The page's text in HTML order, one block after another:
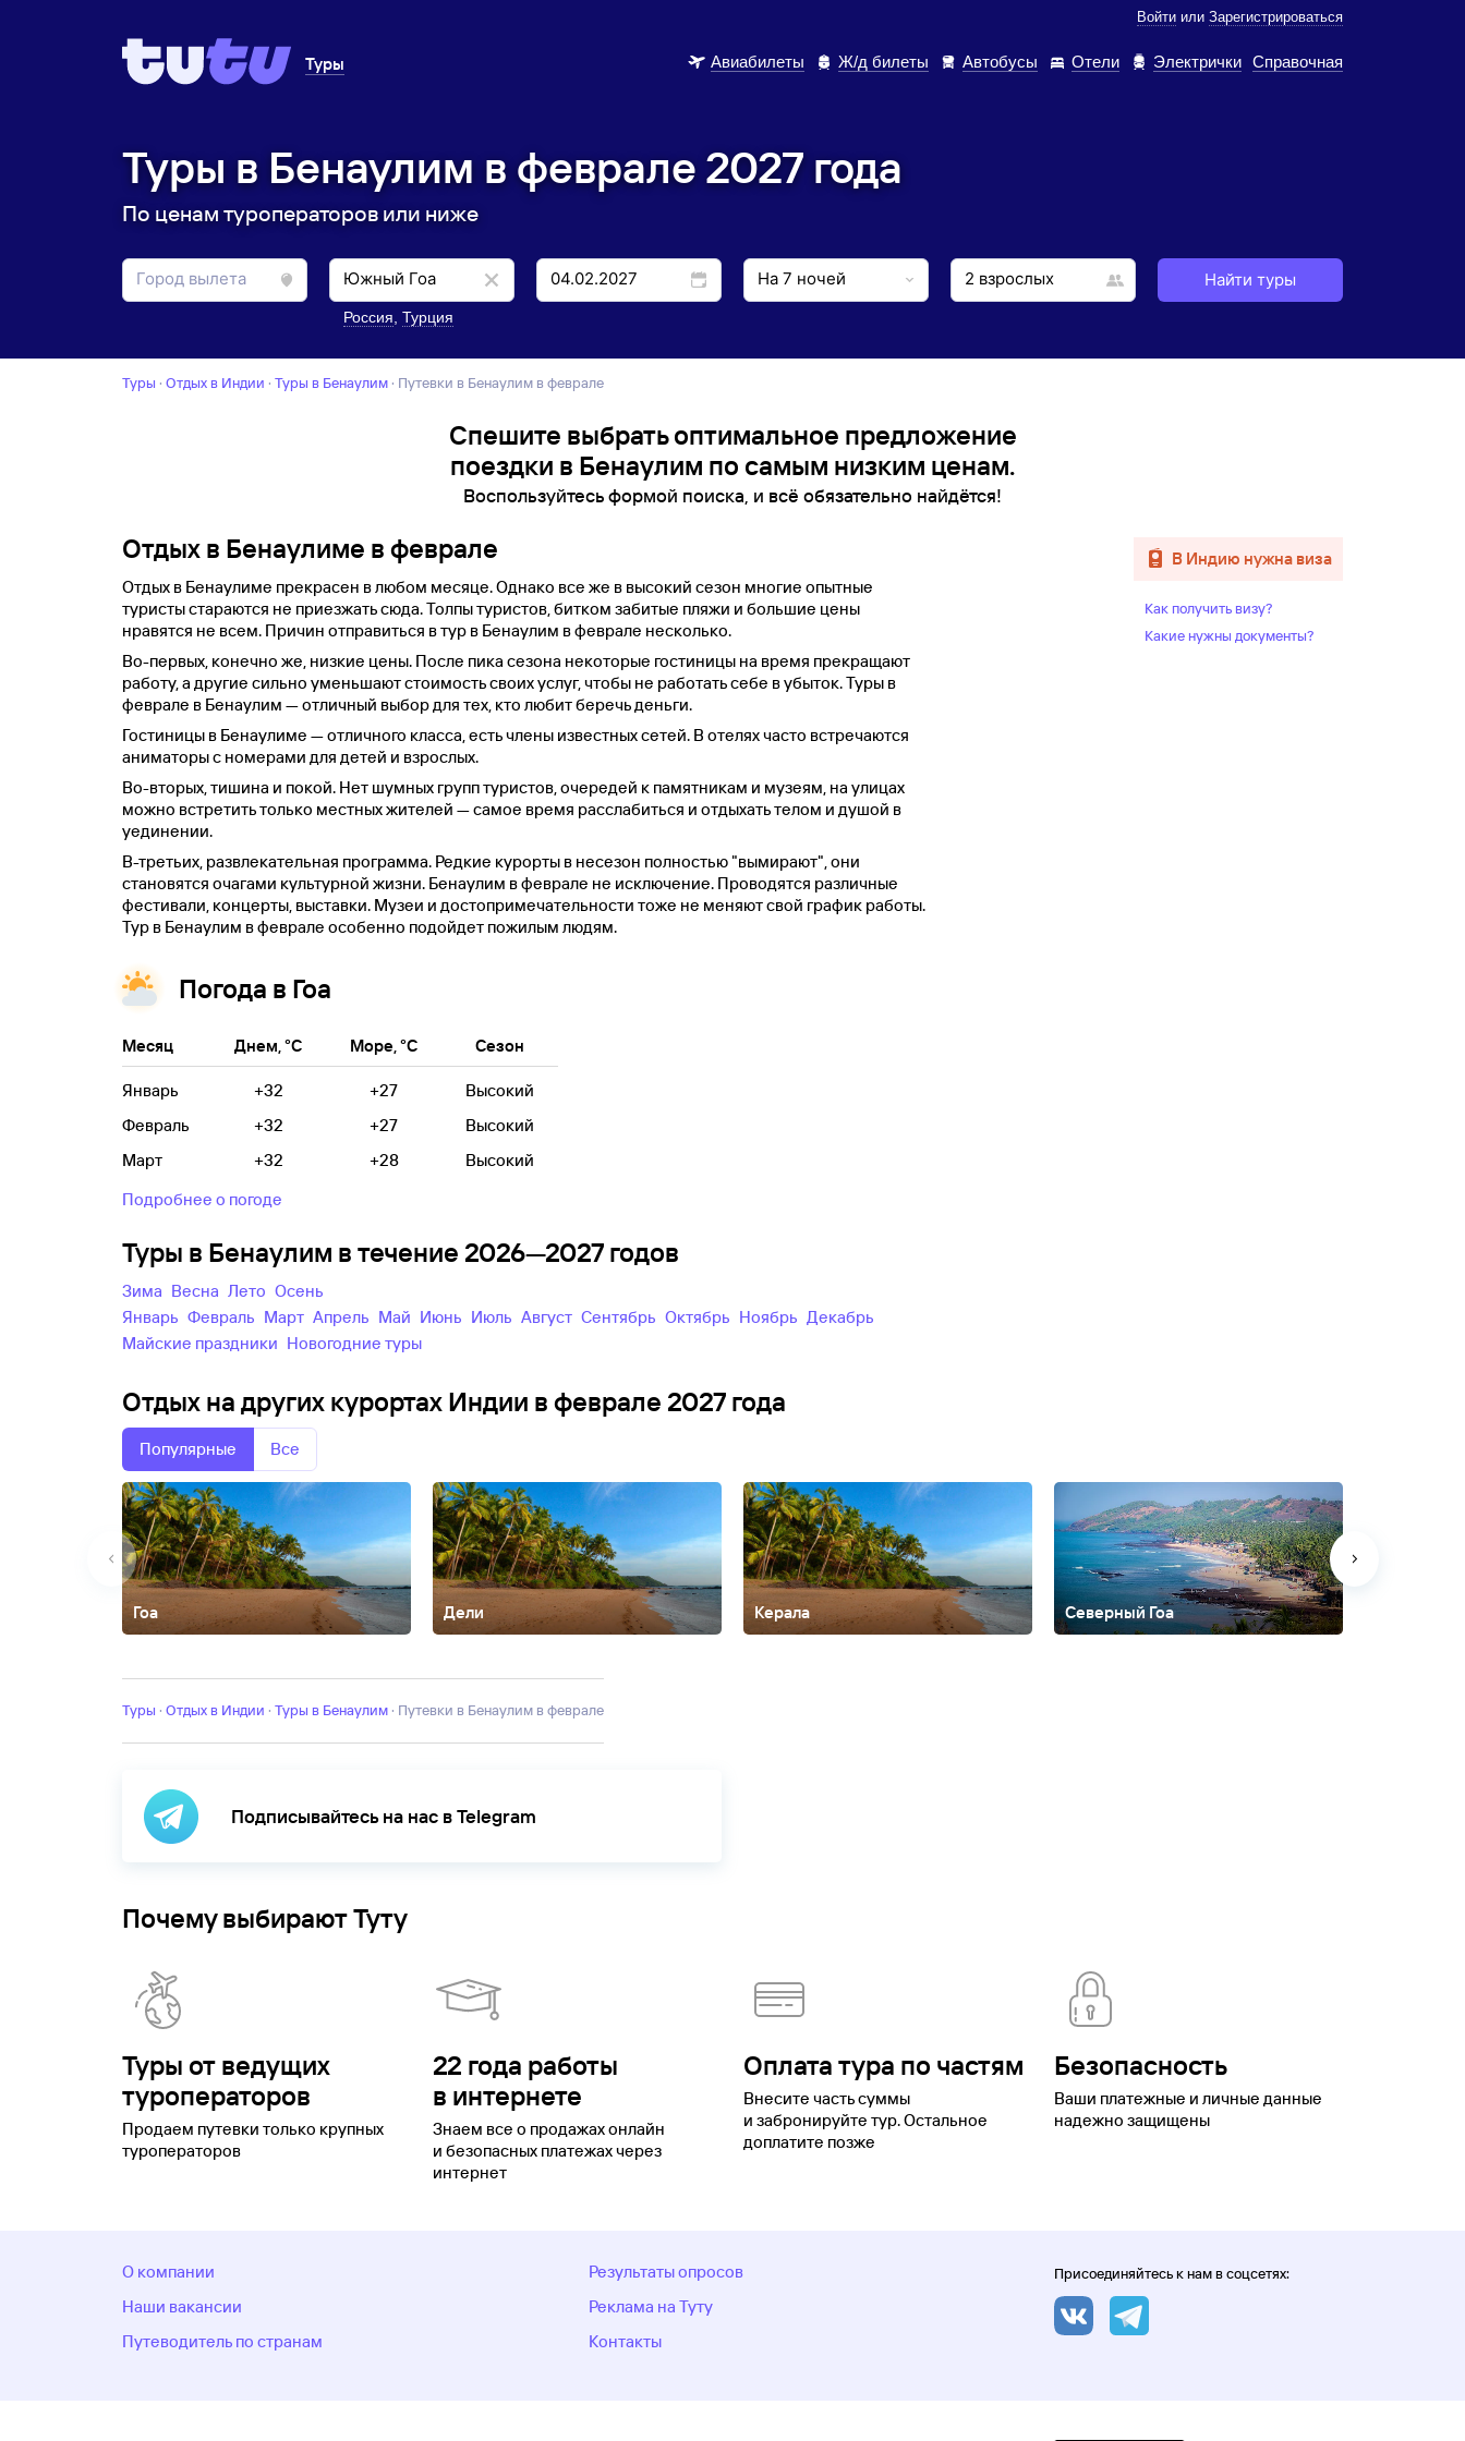
Войти или Зарегистрироваться
Туры Авиабилеты Ж/д билеты Автобусы Отели Электрички Справочная
Туры в Бенаулим в феврале 2027 года
По ценам туроператоров или ниже
Россия Турция
Найти туры
Туры · Отдых в Индии · Туры в Бенаулим · Путевки в Бенаулим в феврале
Спешите выбрать оптимальное предложение
поездки в Бенаулим по самым низким ценам.
Воспользуйтесь формой поиска, и всё обязательно найдётся!
Отдых в Бенаулиме в феврале
Отдых в Бенаулиме прекрасен в любом месяце. Однако все же в высокий сезон многие опытные
туристы стараются не приезжать сюда. Толпы туристов, битком забитые пляжи и большие цены
нравятся не всем. Причин отправиться в тур в Бенаулим в феврале несколько.
Во-первых, конечно же, низкие цены. После пика сезона некоторые гостиницы на время прекращают
работу, а другие сильно уменьшают стоимость своих услуг, чтобы не работать себе в убыток. Туры в
феврале в Бенаулим — отличный выбор для тех, кто любит беречь деньги.
Гостиницы в Бенаулиме — отличного класса, есть члены известных сетей. В отелях часто встречаются
аниматоры с номерами для детей и взрослых.
Во-вторых, тишина и покой. Нет шумных групп туристов, очередей к памятникам и музеям, на улицах
можно встретить только местных жителей — самое время расслабиться и отдыхать телом и душой в
уединении.
В-третьих, развлекательная программа. Редкие курорты в несезон полностью "вымирают", они
становятся очагами культурной жизни. Бенаулим в феврале не исключение. Проводятся различные
фестивали, концерты, выставки. Музеи и достопримечательности тоже не меняют свой график работы.
Тур в Бенаулим в феврале особенно подойдет пожилым людям.
в Индию нужна виза
Как получить визу?
Какие нужны документы?
Погода в Гоа
Месяц Днем, °C Море, °C Сезон
Январь +32 +27
Высокий
Февраль
+32 +27
Высокий
Март
+32 +28
Высокий
Подробнее о погоде
Туры в Бенаулим в течение 2026—2027 годов
зима весна лето
осень
Январь
Февраль Март Апрель Май Июнь Июль Август Сентябрь Октябрь Ноябрь
Декабрь
майские праздники
новогодние туры
Отдых на других курортах Индии в феврале 2027 года
Популярные Все
Гоа Дели Керала Северный Гоа
Туры · Отдых в Индии · Туры в Бенаулим · Путевки в Бенаулим в феврале
Подписывайтесь на нас в Telegram
Почему выбирают Туту
Туры от ведущих
туроператоров
Продаем путевки только крупных
туроператоров
22 года работы
в интернете
Знаем все о продажах онлайн
и безопасных платежах через
интернет
Оплата тура по частям
Внесите часть суммы
и забронируйте тур. Остальное
доплатите позже
Безопасность
Ваши платежные и личные данные
надежно защищены
О компании
Наши вакансии
Путеводитель по странам
Результаты опросов
Реклама на Туту
Контакты
Присоединяйтесь к нам в соцсетях: